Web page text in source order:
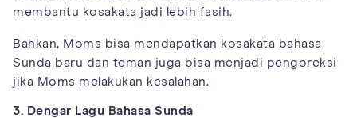
membantu kosakata jadi lebih fasih.
Bahkan, Moms bisa mendapatkan kosakata bahasa
Sunda baru dan teman juga bisa menjadi pengoreksi
jika Moms melakukan kesalahan.
3. Dengar Lagu Bahasa Sunda